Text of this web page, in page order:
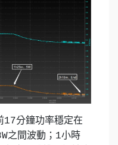
17分鐘功率穩定在
之間波動；1小時